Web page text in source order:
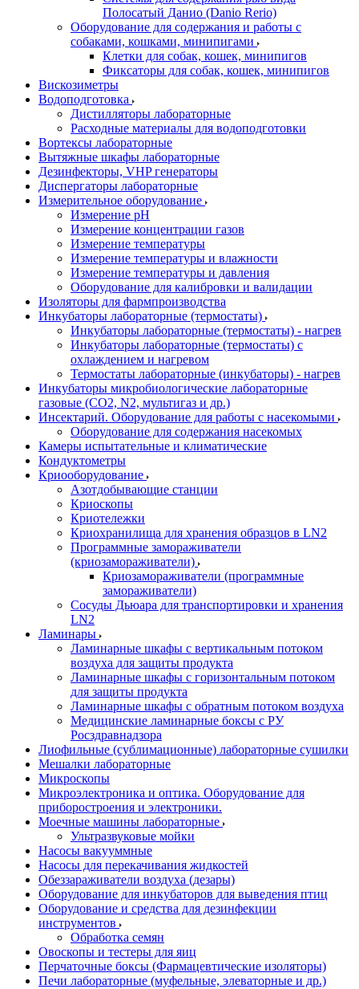
Полосатый Данио (Danio Rerio)
Оборудование для содержания и работы с
собаками, кошками, минипигами
Клетки для собак, кошек, минипигов
Фиксаторы для собак, кошек, минипигов
Вискозиметры
Водоподготовка
Дистилляторы лабораторные
Расходные материалы для водоподготовки
Вортексы лабораторные
Вытяжные шкафы лабораторные
Дезинфекторы, VHP генераторы
Диспергаторы лабораторные
Измерительное оборудование
Измерение pH
Измерение концентрации газов
Измерение температуры
Измерение температуры и влажности
Измерение температуры и давления
Оборудование для калибровки и валидации
Изоляторы для фармпроизводства
Инкубаторы лабораторные (термостаты)
Инкубаторы лабораторные (термостаты) - нагрев
Инкубаторы лабораторные (термостаты) с
охлаждением и нагревом
Термостаты лабораторные (инкубаторы) - нагрев
Инкубаторы микробиологические лабораторные
газовые (CO2, N2, мультигаз и др.)
Инсектарий. Оборудование для работы с насекомыми
Оборудование для содержания насекомых
Камеры испытательные и климатические
Кондуктометры
Криооборудование
Азотдобывающие станции
Криоскопы
Криотележки
Криохранилища для хранения образцов в LN2
Программные замораживатели
(криозамораживатели)
Криозамораживатели (программные
замораживатели)
Сосуды Дьюара для транспортировки и хранения
LN2
Ламинары
Ламинарные шкафы с вертикальным потоком
воздуха для защиты продукта
Ламинарные шкафы с горизонтальным потоком
для защиты продукта
Ламинарные шкафы с обратным потоком воздуха
Медицинские ламинарные боксы с РУ
Росздравнадзора
Лиофильные (сублимационные) лабораторные сушилки
Мешалки лабораторные
Микроскопы
Микроэлектроника и оптика. Оборудование для
приборостроения и электроники.
Моечные машины лабораторные
Ультразвуковые мойки
Насосы вакууммные
Насосы для перекачивания жидкостей
Обеззараживатели воздуха (дезары)
Оборудование для инкубаторов для выведения птиц
Оборудование и средства для дезинфекции
инструментов
Обработка семян
Овоскопы и тестеры для яиц
Перчаточные боксы (Фармацевтические изоляторы)
Печи лабораторные (муфельные, элеваторные и др.)